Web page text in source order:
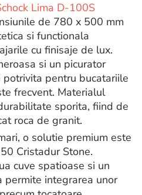
Lima D-100S
de 780 x 500 mm
si functionala
cu finisaje de lux.
si un picurator
pentru bucatariile
frecvent. Materialul
sporita, fiind de
roca de granit.
o solutie premium este
Cristadur Stone.
cuve spatioase si un
permite integrarea unor